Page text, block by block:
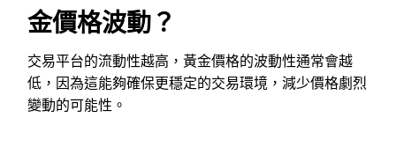
金價格波動？
交易平台的流動性越高，黃金價格的波動性通常會越
低，因為這能夠確保更穩定的交易環境，減少價格劇烈
變動的可能性。